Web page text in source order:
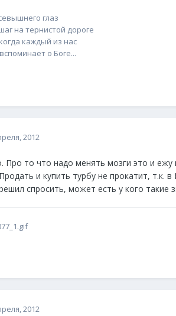
глаз
на тернистой дороге
каждый из нас
о Боге...
2012
Про то что надо менять мозги это и
и купить турбу не прокатит,
спросить, может есть у кого
2012